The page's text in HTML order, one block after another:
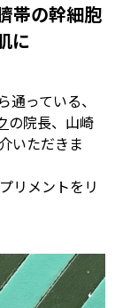
帯の幹細胞
に
っている、
の院長、山崎
いただきま
リメントをリ